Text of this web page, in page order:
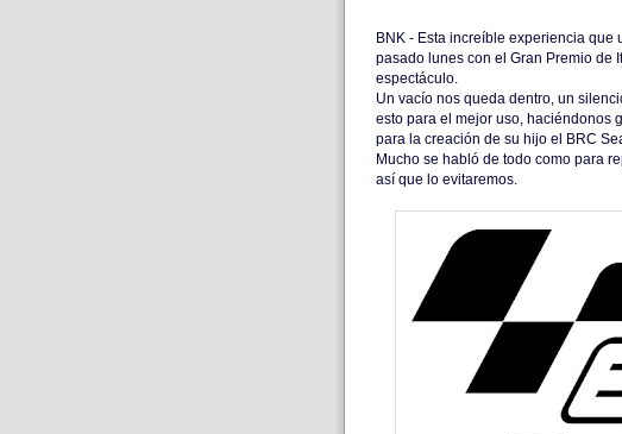
BNK - Esta increíble experiencia que
pasado lunes con el Gran Premio de
espectáculo.
Un vacío nos queda dentro, un
esto para el mejor uso, haciéndonos
para la creación de su hijo el BRC
Mucho se habló de todo como para
así que lo evitaremos.